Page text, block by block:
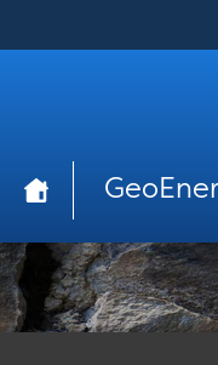
Navigation
überspringen